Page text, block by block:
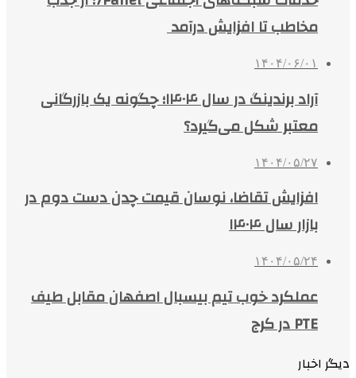
مخاطب تا افزایش درآمد
۱۴۰۴/۰۶/۰۱
آراد برندینگ در سال ۱۴۰۴؛ چگونه یک بازرگانی
معتبر شکل می‌گیرد؟
۱۴۰۴/۰۵/۲۷
افزایش تقاضا، نوسان قیمت چدن دست دوم در
بازار سال ۱۴۰۴
۱۴۰۴/۰۵/۲۴
عملکرد خوب تیم بیسبال اصفهان مقابل طیف
PTE در کرج
دیگر اخبار